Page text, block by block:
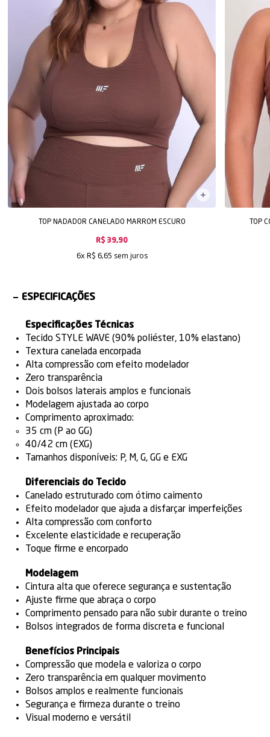
TOP NADADOR CANELADO MARROM ESCURO
R$ 39,90
6x R$ 6,65 sem juros
TOP
ESPECIFICAÇÕES
Especificações Técnicas
Tecido STYLE WAVE (90% poliéster, 10% elastano)
Textura canelada encorpada
Alta compressão com efeito modelador
Zero transparência
Dois bolsos laterais amplos e funcionais
Modelagem ajustada ao corpo
Comprimento aproximado:
35 cm (P ao GG)
40/42 cm (EXG)
Tamanhos disponíveis: P, M, G, GG e EXG
Diferenciais do Tecido
Canelado estruturado com ótimo caimento
Efeito modelador que ajuda a disfarçar imperfeições
Alta compressão com conforto
Excelente elasticidade e recuperação
Toque firme e encorpado
Modelagem
Cintura alta que oferece segurança e sustentação
Ajuste firme que abraça o corpo
Comprimento pensado para não subir durante o treino
Bolsos integrados de forma discreta e funcional
Benefícios Principais
Compressão que modela e valoriza o corpo
Zero transparência em qualquer movimento
Bolsos amplos e realmente funcionais
Segurança e firmeza durante o treino
Visual moderno e versátil